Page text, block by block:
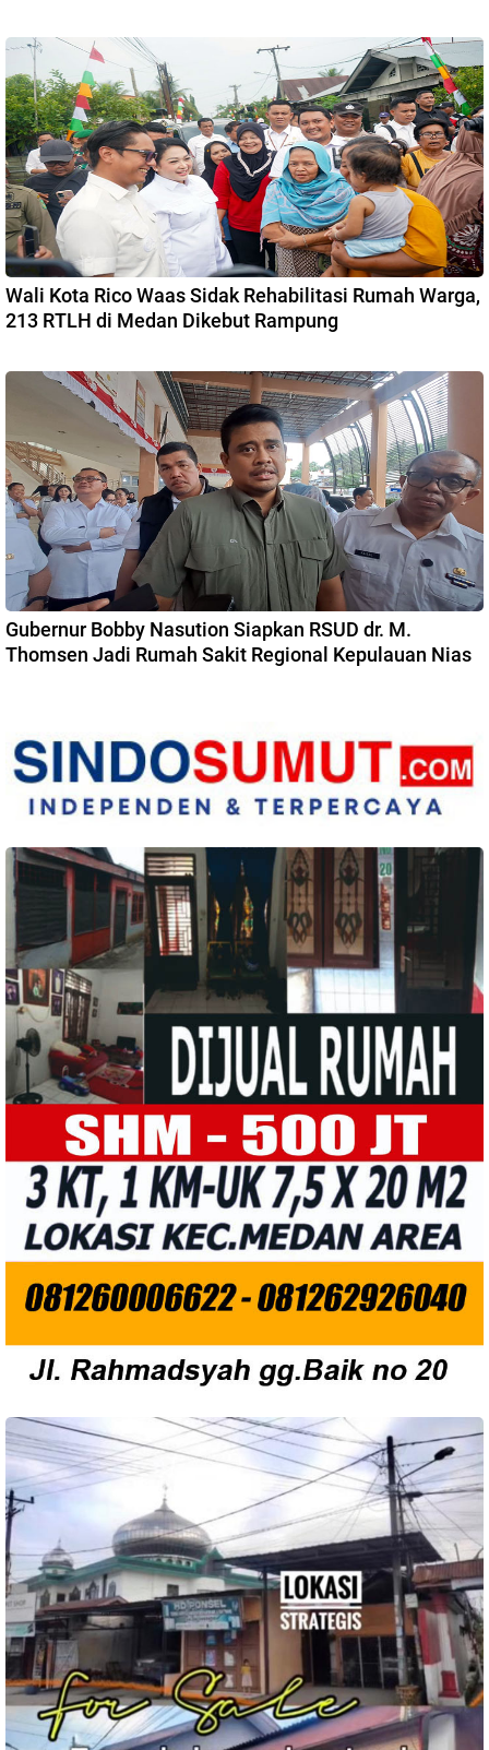
Wali Kota Rico Waas Sidak Rehabilitasi Rumah Warga,
213 RTLH di Medan Dikebut Rampung
Gubernur Bobby Nasution Siapkan RSUD dr. M.
Thomsen Jadi Rumah Sakit Regional Kepulauan Nias